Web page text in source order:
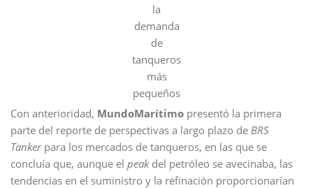
la
demanda
de
tanqueros
más
pequeños
Con anterioridad, MundoMarítimo presentó la primera
parte del reporte de perspectivas a largo plazo de BRS
Tankerpara los mercados de tanqueros, en las que se
concluía que, aunque el peakdel petróleo se avecinaba, las
tendencias en el suministro y la refinación proporcionarían